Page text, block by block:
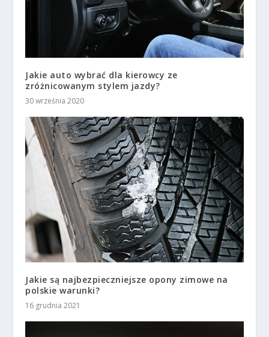
Jakie auto wybrać dla kierowcy ze
zróżnicowanym stylem jazdy?
30 września 2020
Jakie są najbezpieczniejsze opony zimowe na
polskie warunki?
16 grudnia 2021